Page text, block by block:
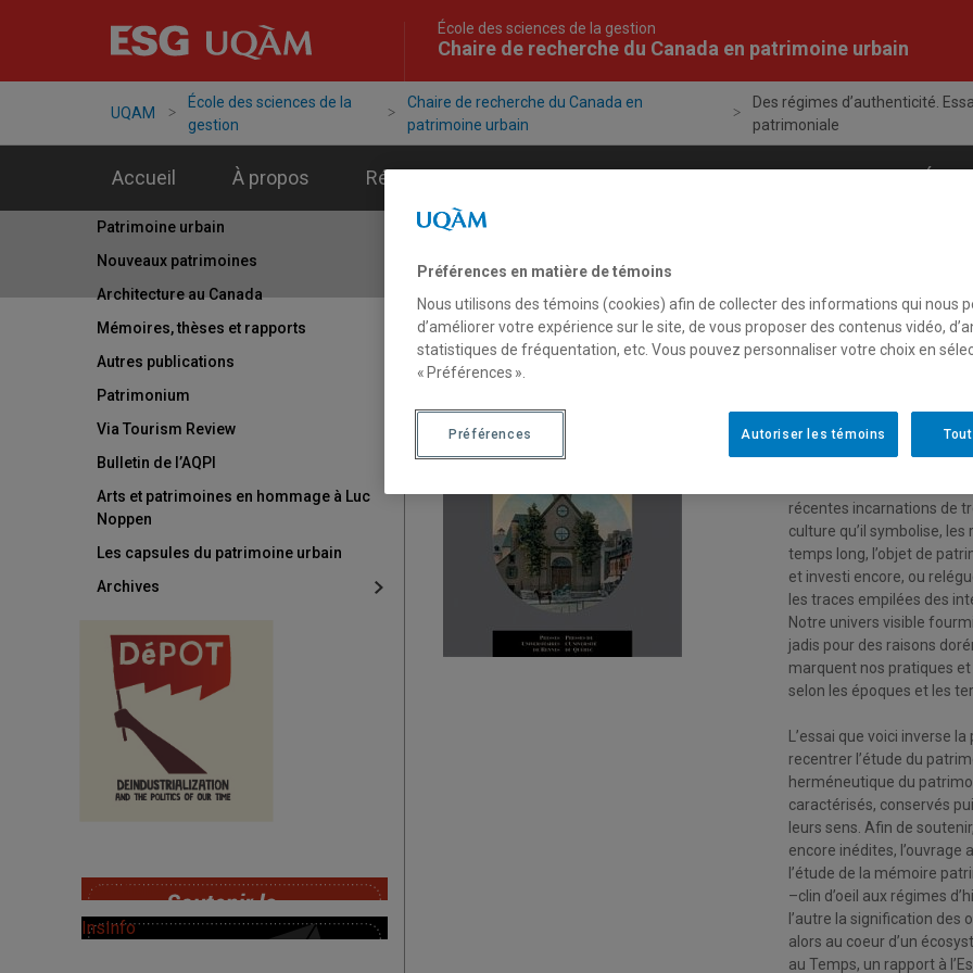
École des sciences de la gestion
Chaire de recherche du Canada en patrimoine urbain
UQAM
École des sciences de la
gestion
Chaire de recherche du Canada en
patrimoine urbain
Des régimes d’authenticité.
patrimoniale
Accueil À propos Réseaux
Patrimoine urbain
Nouveaux patrimoines
Architecture au Canada
Mémoires, thèses et rapports
Autres publications
Patrimonium
Via Tourism Review
Bulletin de l’AQPI
Arts et patrimoines en hommage à Luc
Noppen
Les capsules du patrimoine urbain
Archives
SoutChaire
InsInfo
14 octobre 2009
Des régimes
Des régimes
(2009), Presses de
Le patrimoine change.
récentes incarnations de
culture qu’il symbolise,
temps long, l’objet de
et investi encore, ou
les traces empilées des
Notre univers visible
jadis pour des raisons
marquent nos pratiques
selon les époques et les
L’essai que voici inverse
recentrer l’étude du
herméneutique du
caractérisés, conservés
leurs sens. Afin de
encore inédites, l’ouvrage
l’étude de la mémoire
–clin d’oeil aux régimes
l’autre la signification des
alors au coeur d’un
au Temps, un rapport à
Préférences en matière de témoins
Nous utilisons des témoins (cookies) afin de collecter des informations qui nous
d’améliorer votre expérience sur le site, de vous proposer des contenus vidéo,
statistiques de fréquentation, etc. Vous pouvez personnaliser votre choix en
« Préférences ».
Autoriser les témoins
Préférences